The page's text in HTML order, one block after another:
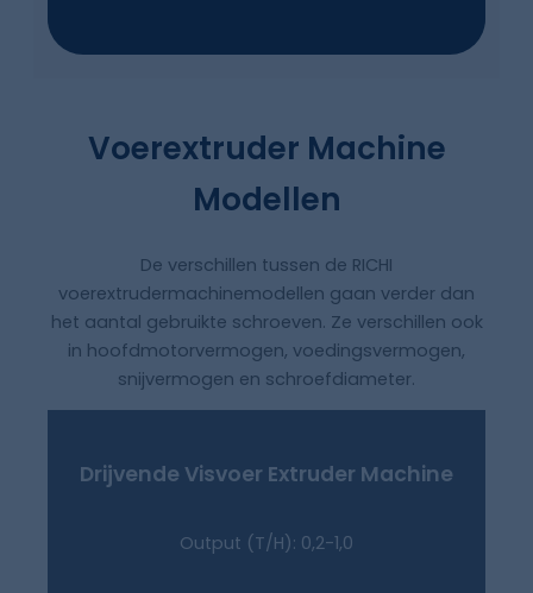
Voerextruder Machine
Modellen
De verschillen tussen de RICHI
voerextrudermachinemodellen gaan verder dan
het aantal gebruikte schroeven. Ze verschillen ook
in hoofdmotorvermogen, voedingsvermogen,
snijvermogen en schroefdiameter.
Drijvende Visvoer Extruder Machine
Output (T/H): 0,2-1,0